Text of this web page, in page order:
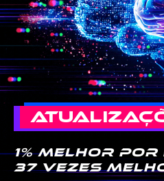
1% melhor por
37 vezes